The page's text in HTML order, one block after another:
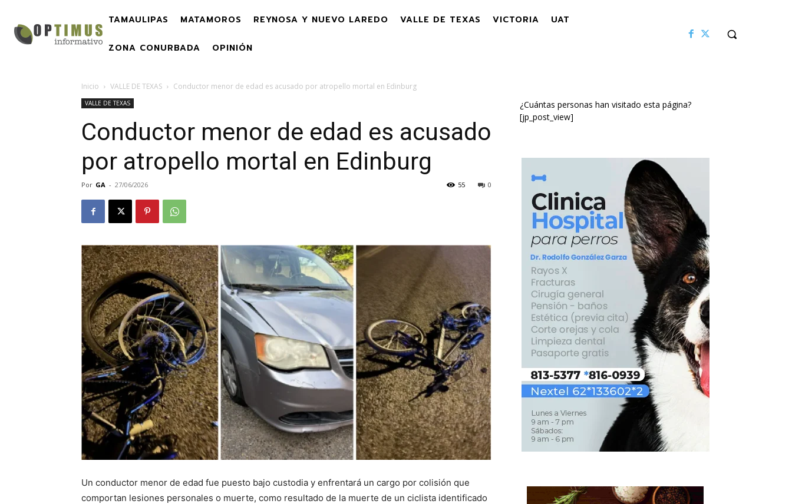
TAMAULIPAS MATAMOROS REYNOSA Y NUEVO LAREDO VALLE DE TEXAS VICTORIA UAT
ZONA CONURBADA OPINIÓN
Inicio VALLE DE TEXAS Conductor menor de edad es acusado por atropello mortal en Edinburg
VALLE DE TEXAS
Conductor menor de edad es acusado
por atropello mortal en Edinburg
Por GA - 27/06/2026 0
55
Un conductor menor de edad fue puesto bajo custodia y enfrentará un cargo por colisión que
comportan lesiones personales o muerte, como resultado de la muerte de un ciclista identificado
¿Cuántas personas han visitado esta página?
[jp_post_view]